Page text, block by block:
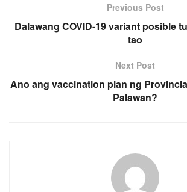
Previous Post
Dalawang COVID-19 variant posible
tao
Next Post
Ano ang vaccination plan ng
Palawan?